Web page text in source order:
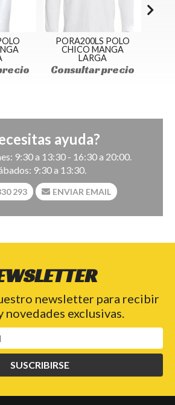
PORA200LS POLO
CHICO MANGA
LARGA
Consultar precio
ayuda?
9:30 a 13:30 - 16:30 a 20:00.
9:30 a 13:30.
293 ENVIAR EMAIL
newsletter para recibir
novedades exclusivas.
SUSCRIBIRSE